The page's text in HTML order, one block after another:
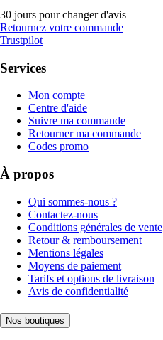
30 jours pour changer d'avis
Retournez votre commande
Trustpilot
Services
Mon compte
Centre d'aide
Suivre ma commande
Retourner ma commande
Codes promo
À propos
Qui sommes-nous ?
Contactez-nous
Conditions générales de vente
Retour & remboursement
Mentions légales
Moyens de paiement
Tarifs et options de livraison
Avis de confidentialité
Nos boutiques